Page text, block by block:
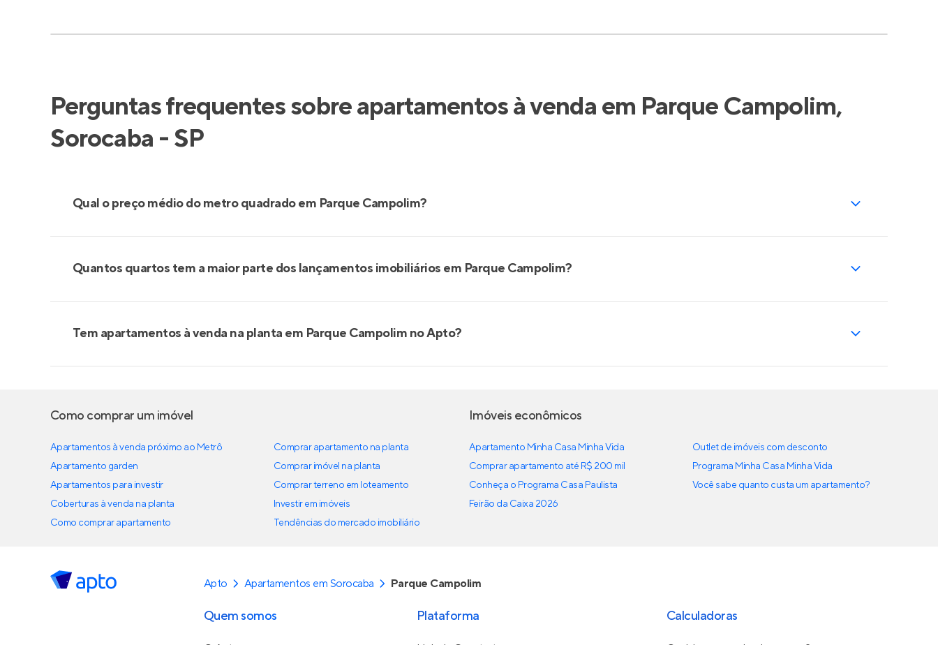
Perguntas frequentes sobre apartamentos à venda em Parque Campolim,
Sorocaba - SP
Qual o preço médio do metro quadrado em Parque Campolim?
Quantos quartos tem a maior parte dos lançamentos imobiliários em Parque Campolim?
Tem apartamentos à venda na planta em Parque Campolim no Apto?
Como comprar um imóvel
Apartamentos à venda próximo ao Metrô
Apartamento garden
Apartamentos para investir
Coberturas à venda na planta
Como comprar apartamento
Comprar apartamento na planta
Comprar imóvel na planta
Comprar terreno em loteamento
Investir em imóveis
Tendências do mercado imobiliário
Imóveis econômicos
Apartamento Minha Casa Minha Vida
Comprar apartamento até R$ 200 mil
Conheça o Programa Casa Paulista
Feirão da Caixa 2026
Outlet de imóveis com desconto
Programa Minha Casa Minha Vida
Você sabe quanto custa um apartamento?
Apto Apartamentos em Sorocaba Parque Campolim
Quem somos Plataforma Calculadoras